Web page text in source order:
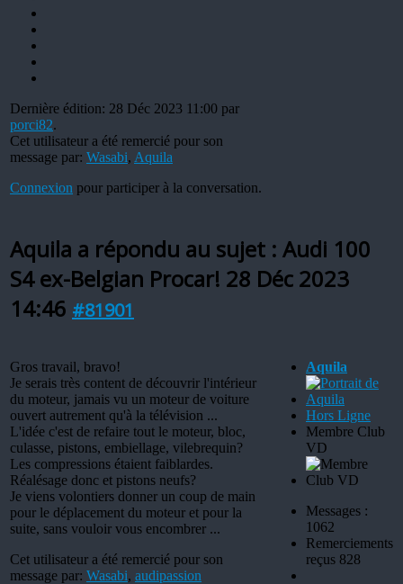
Dernière édition: 28 Déc 2023 11:00 par
porci82.
Cet utilisateur a été remercié pour son
message par: Wasabi, Aquila
Connexion pour participer à la conversation.
Aquila a répondu au sujet : Audi 100
S4 ex-Belgian Procar! 28 Déc 2023
14:46 #81901
Gros travail, bravo!
Je serais très content de découvrir l'intérieur
du moteur, jamais vu un moteur de voiture
ouvert autrement qu'à la télévision ...
L'idée c'est de refaire tout le moteur, bloc,
culasse, pistons, embiellage, vilebrequin?
Les compressions étaient faiblardes.
Réalésage donc et pistons neufs?
Je viens volontiers donner un coup de main
pour le déplacement du moteur et pour la
suite, sans vouloir vous encombrer ...
Cet utilisateur a été remercié pour son
message par: Wasabi, audipassion
Aquila
Hors Ligne
Membre Club
VD
Messages :
1062
Remerciements
reçus 828